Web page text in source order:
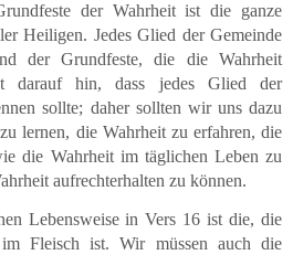
der Wahrheit ist die ganze
Heiligen. Jedes Glied der Gemeinde
der Grundfeste, die die Wahrheit
darauf hin, dass jedes Glied der
sollte; daher sollten wir uns dazu
lernen, die Wahrheit zu erfahren, die
die Wahrheit im täglichen Leben zu
aufrechterhalten zu können.
Lebensweise in Vers 16 ist die, die
im Fleisch ist. Wir müssen auch die